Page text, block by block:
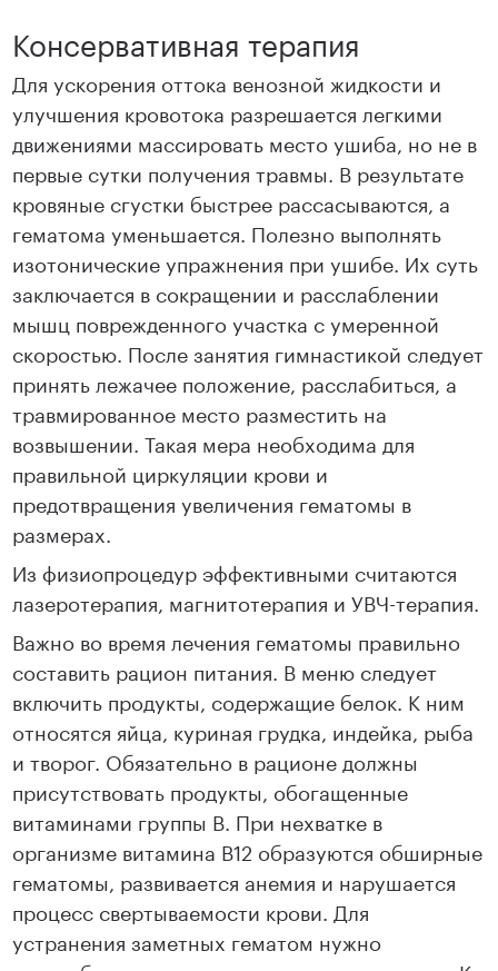
Консервативная терапия
Для ускорения оттока венозной жидкости и
улучшения кровотока разрешается легкими
движениями массировать место ушиба, но не в
первые сутки получения травмы. В результате
кровяные сгустки быстрее рассасываются, а
гематома уменьшается. Полезно выполнять
изотонические упражнения при ушибе. Их суть
заключается в сокращении и расслаблении
мышц поврежденного участка с умеренной
скоростью. После занятия гимнастикой следует
принять лежачее положение, расслабиться, а
травмированное место разместить на
возвышении. Такая мера необходима для
правильной циркуляции крови и
предотвращения увеличения гематомы в
размерах.
Из физиопроцедур эффективными считаются
лазеротерапия, магнитотерапия и УВЧ-терапия.
Важно во время лечения гематомы правильно
составить рацион питания. В меню следует
включить продукты, содержащие белок. К ним
относятся яйца, куриная грудка, индейка, рыба
и творог. Обязательно в рационе должны
присутствовать продукты, обогащенные
витаминами группы B. При нехватке в
организме витамина B12 образуются обширные
гематомы, развивается анемия и нарушается
процесс свертываемости крови. Для
устранения заметных гематом нужно